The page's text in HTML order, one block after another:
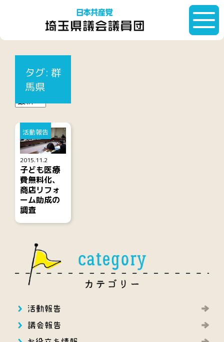
タグ: 群
馬県
記事一覧
2015.11.2
活動報告
子ども医療
費無料化、
商店リフォ
ーム助成の
調査